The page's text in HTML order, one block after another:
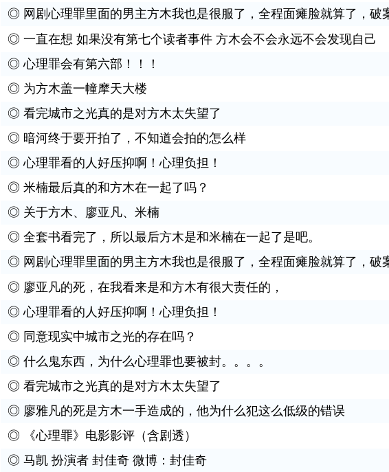
◎ 网剧心理罪里面的男主方木我也是很服了，全程面瘫脸就算了，破
◎ 一直在想 如果没有第七个读者事件 方木会不会永远不会发现自己
◎心理罪会有第六部！！！
◎ 为方木盖一幢摩天大楼
◎ 看完城市之光真的是对方木太失望了
◎ 暗河终于要开拍了，不知道会拍的怎么样
◎心理罪看的人好压抑啊！心理负担！
◎ 米楠最后真的和方木在一起了吗？
◎ 关于方木、廖亚凡、米楠
◎ 全套书看完了，所以最后方木是和米楠在一起了是吧。
◎ 网剧心理罪里面的男主方木我也是很服了，全程面瘫脸就算了，破
◎ 廖亚凡的死，在我看来是和方木有很大责任的，
◎心理罪看的人好压抑啊！心理负担！
◎ 同意现实中城市之光的存在吗？
◎ 什么鬼东西，为什么心理罪也要被封。。。。
◎ 看完城市之光真的是对方木太失望了
◎ 廖雅凡的死是方木一手造成的，他为什么犯这么低级的错误
◎
《心理罪》电影影评（含剧透）
◎ 马凯 扮演者 封佳奇 微博：封佳奇